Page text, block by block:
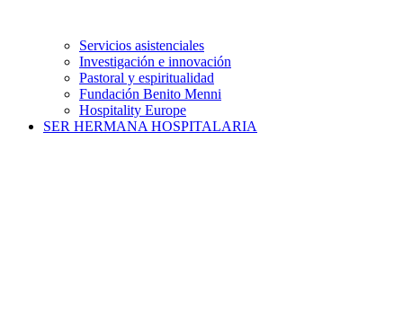
Servicios asistenciales
Investigación e innovación
Pastoral y espiritualidad
Fundación Benito Menni
Hospitality Europe
SER HERMANA HOSPITALARIA